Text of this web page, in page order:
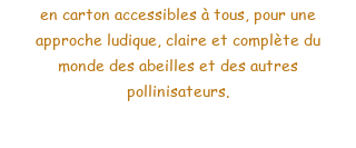
en carton accessibles à tous, pour une
approche ludique, claire et complète du
monde des abeilles et des autres
pollinisateurs.